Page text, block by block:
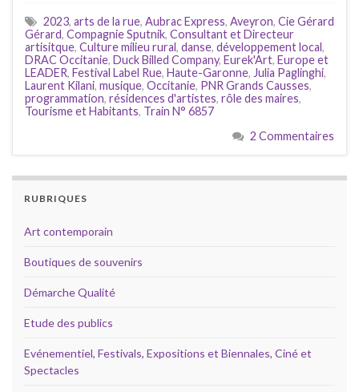
2023, arts de la rue, Aubrac Express, Aveyron, Cie Gérard
Gérard, Compagnie Sputnik, Consultant et Directeur
artisitque, Culture milieu rural, danse, développement local,
DRAC Occitanie, Duck Billed Company, Eurek'Art, Europe et
LEADER, Festival Label Rue, Haute-Garonne, Julia Paglinghi,
Laurent Kilani, musique, Occitanie, PNR Grands Causses,
programmation, résidences d'artistes, rôle des maires,
Tourisme et Habitants, Train N° 6857
2 Commentaires
RUBRIQUES
Art contemporain
Boutiques de souvenirs
Démarche Qualité
Etude des publics
Evénementiel, Festivals, Expositions et Biennales, Ciné et
Spectacles